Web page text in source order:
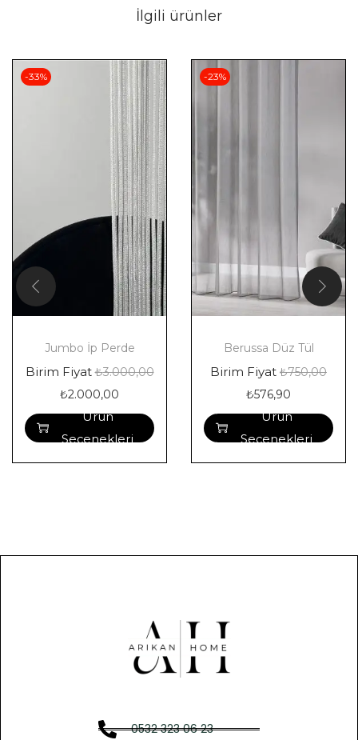
İlgili ürünler
-33%
Jumbo İp Perde
Birim Fiyat₺3.000,00
₺2.000,00
Ürün
Seçenekleri
-23%
Berussa Düz Tül
Birim Fiyat ₺750,00
₺576,90
Ürün
Seçenekleri
0532 323 06 23